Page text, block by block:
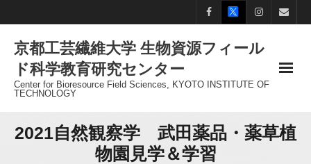
to
content
京都工芸繊維大学 生物資源フィール
ド科学教育研究センター
Center for Bioresource Field Sciences, KYOTO INSTITUTE OF
TECHNOLOGY
2021自然観察学 武田薬品・薬草植
物園見学＆学習